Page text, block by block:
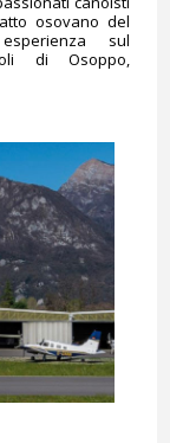
osovano del
sul
di Osoppo,